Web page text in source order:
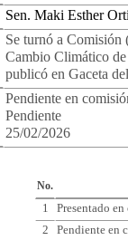
Sen. Maki Esther
Se turnó a Comisión
Cambio Climático
publicó en Gaceta
Pendiente en
Pendiente
25/02/2026
No.
1
Presentado
2
Pendiente en